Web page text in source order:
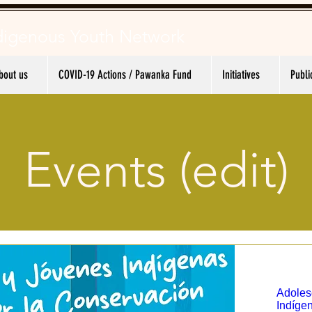
us COVID-19 Actions / Pawanka Fund Initiatives
Events (edit)